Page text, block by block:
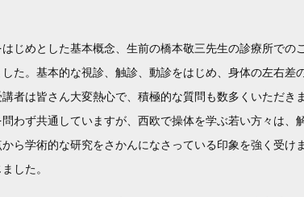
じめとした基本概念、生前の橋本敬三先生の診療所での
た。基本的な視診、触診、動診をはじめ、身体の左右差
者は皆さん大変熱心で、積極的な質問も数多くいただき
わず共通していますが、西欧で操体を学ぶ若い方々は、
ら学術的な研究をさかんになさっている印象を強く受け
した。